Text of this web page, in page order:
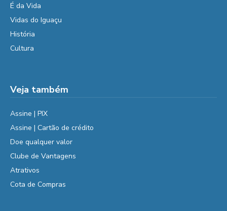
É da Vida
Vidas do Iguaçu
História
Cultura
Veja também
Assine | PIX
Assine | Cartão de crédito
Doe qualquer valor
Clube de Vantagens
Atrativos
Cota de Compras